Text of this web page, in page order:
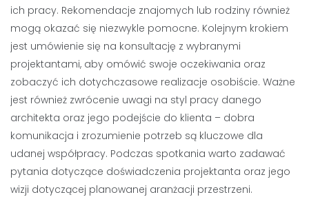
ich pracy. Rekomendacje znajomych lub rodziny również
mogą okazać się niezwykle pomocne. Kolejnym krokiem
jest umówienie się na konsultację z wybranymi
projektantami, aby omówić swoje oczekiwania oraz
zobaczyć ich dotychczasowe realizacje osobiście. Ważne
jest również zwrócenie uwagi na styl pracy danego
architekta oraz jego podejście do klienta – dobra
komunikacja i zrozumienie potrzeb są kluczowe dla
udanej współpracy. Podczas spotkania warto zadawać
pytania dotyczące doświadczenia projektanta oraz jego
wizji dotyczącej planowanej aranżacji przestrzeni.